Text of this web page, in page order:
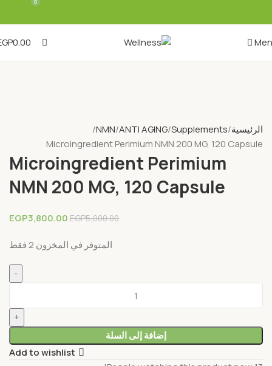
0.00
الرئيسية Supplements
ANTI AGING
NMN
Microingredient Perimium NMN 200 MG, 120 Capsule
Microingredient Perimium
NMN 200 MG, 120 Capsule
EGP5,000.00
EGP3,800.00
المتوفر في المخزون 2 فقط
إضافة إلى السلة
Add to wishlist